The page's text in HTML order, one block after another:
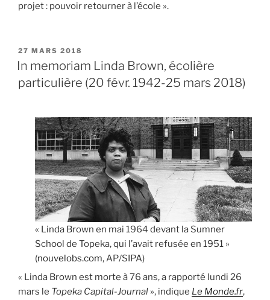
projet : pouvoir retourner à l’école ».
PUBLIÉ
LE
27 MARS 2018
In memoriam Linda Brown, écolière
particulière (20 févr. 1942-25 mars 2018)
« Linda Brown en mai 1964 devant la Sumner
School de Topeka, qui l’avait refusée en 1951 »
(nouvelobs.com, AP/SIPA)
« Linda Brown est morte à 76 ans, a rapporté lundi 26
mars le Topeka Capital-Journal », indique Le Monde.fr,